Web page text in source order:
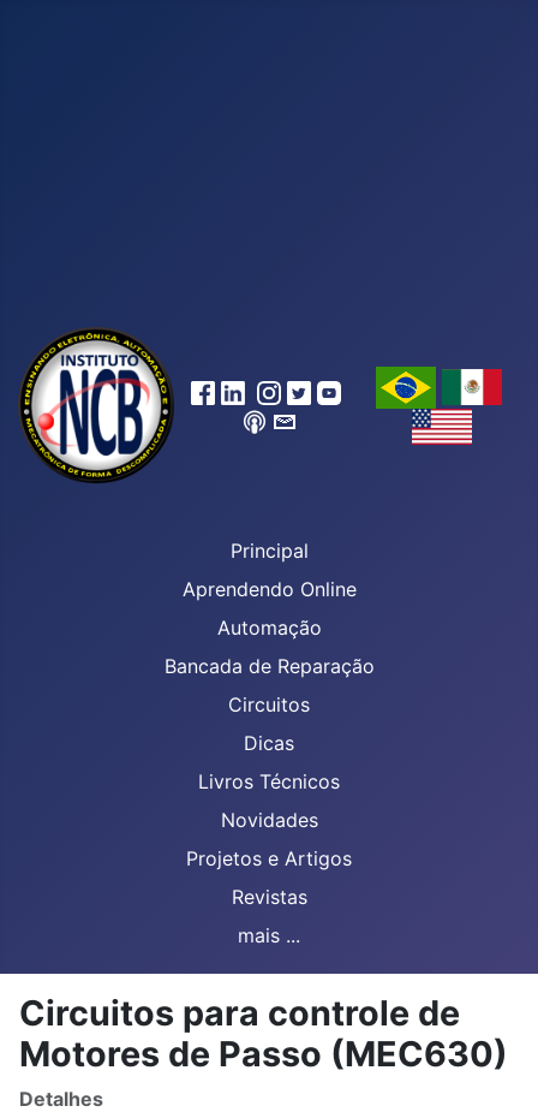
Principal
Aprendendo Online
Automação
Bancada de Reparação
Circuitos
Dicas
Livros Técnicos
Novidades
Projetos e Artigos
Revistas
mais ...
Circuitos para controle de
Motores de Passo (MEC630)
Detalhes